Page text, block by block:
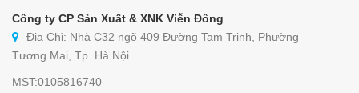
Hà Nội: Số C32 Ngõ 409 Đường Tam Trinh,
Quận Hoàng Mai, Tp. Hà Nội
Đà Nẵng : 108 Nguyễn Thái Bình, Liên Chiểu,
TP. Đà Nẵng.
Công ty CP Sản Xuất & XNK Viễn Đông
Địa Chỉ: Nhà C32 ngõ 409 Đường Tam Trinh, Phường
Tương Mai, Tp. Hà Nội
MST:0105816740